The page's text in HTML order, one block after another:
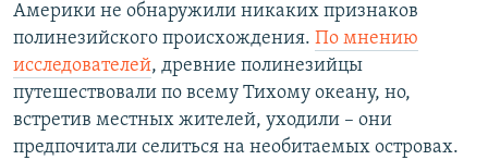
Америки не обнаружили никаких признаков
полинезийского происхождения. По мнению
исследователей, древние полинезийцы
путешествовали по всему Тихому океану, но,
встретив местных жителей, уходили – они
предпочитали селиться на необитаемых островах.